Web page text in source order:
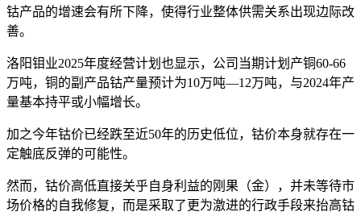
钴产品的增速会有所下降，使得行业整体供需关系出现边际改
善。
洛阳钼业2025年度经营计划也显示，公司当期计划产铜60-66
万吨，铜的副产品钴产量预计为10万吨—12万吨，与2024年产
量基本持平或小幅增长。
加之今年钴价已经跌至近50年的历史低位，钴价本身就存在一
定触底反弹的可能性。
然而，钴价高低直接关乎自身利益的刚果（金），并未等待市
场价格的自我修复，而是采取了更为激进的行政手段来抬高钴